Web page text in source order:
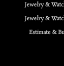
Jewelry &
Jewelry &
Estimate &